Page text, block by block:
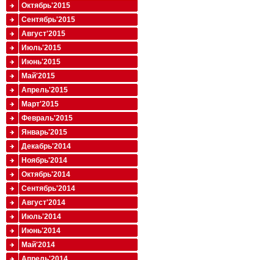
Октябрь'2015
Сентябрь'2015
Август'2015
Июль'2015
Июнь'2015
Май'2015
Апрель'2015
Март'2015
Февраль'2015
Январь'2015
Декабрь'2014
Ноябрь'2014
Октябрь'2014
Сентябрь'2014
Август'2014
Июль'2014
Июнь'2014
Май'2014